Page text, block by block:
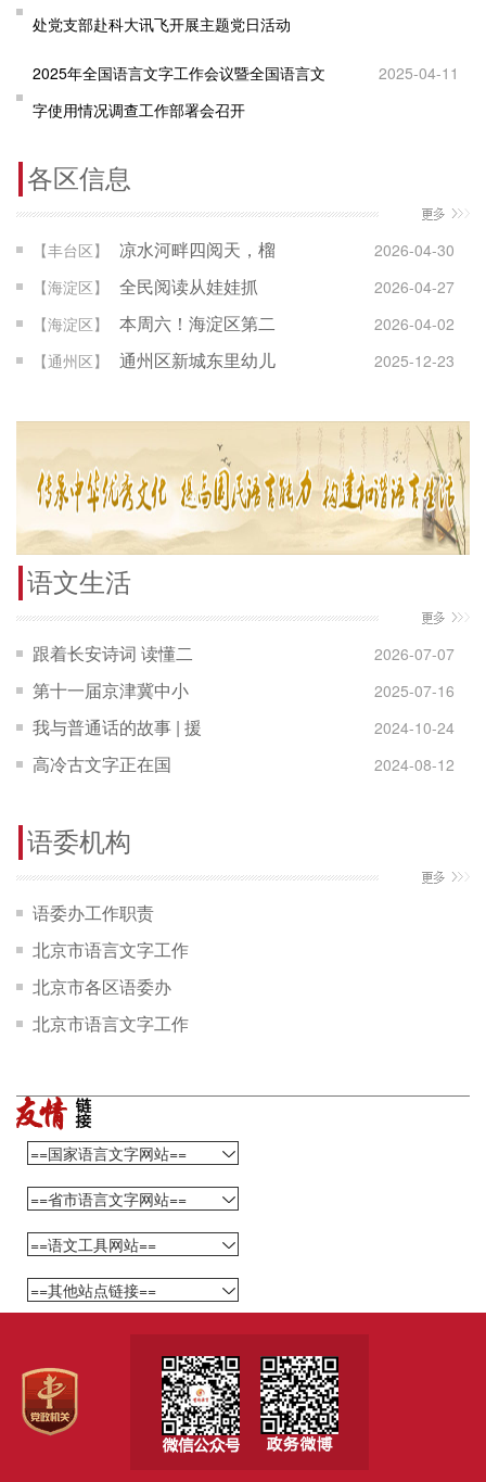
处党支部赴科大讯飞开展主题党日活动
2025-04-11
2025年全国语言文字工作会议暨全国语言文
字使用情况调查工作部署会召开
各区信息
【丰台区】
凉水河畔四阅天，榴
花飘香乐学园——丰
台区中小学首届全民
阅读周“读丰台”活动
2026-04-30
【海淀区】
全民阅读从娃娃抓
起！海淀探索幼小初
高一体化阅读育人新
2026-04-27
【海淀区】
本周六！海淀区第二
届中小学生校际辩论
2026-04-02
【通州区】
通州区新城东里幼儿
2025-12-23
语文生活
跟着长安诗词 读懂二
十四节气｜小暑·辋川
思凉
2026-07-07
第十一届京津冀中小
学生辩论赛圆满落幕
2025-07-16
我与普通话的故事 | 援
疆筑梦 心手相连
2024-10-24
高冷古文字正在国
2024-08-12
语委机构
语委办工作职责
北京市语言文字工作
委员会组成名单
（2016年度)
北京市各区语委办
北京市语言文字工作
==国家语言文字网站==
==省市语言文字网站==
==语文工具网站==
==其他站点链接==